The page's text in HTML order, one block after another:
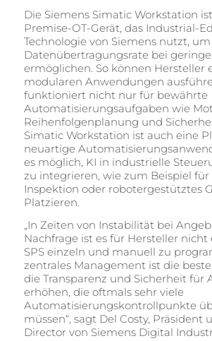
Die Siemens Simatic Workstation
Premise-OT-Gerät, das Industrial-
Technologie von Siemens nutzt,
Datenübertragungsrate bei
ermöglichen. So können Hersteller
modularen Anwendungen
funktioniert nicht nur für bewährte
Automatisierungsaufgaben wie
Reihenfolgenplanung und
Simatic Workstation ist auch eine
neuartige
es möglich, KI in industrielle
zu integrieren, wie zum Beispiel für
Inspektion oder robotergestütztes
Platzieren.
„In Zeiten von Instabilität bei
Nachfrage ist es für Hersteller nicht
SPS einzeln und manuell zu
zentrales Management ist die
die Transparenz und Sicherheit für
erhöhen, die oftmals sehr viele
Automatisierungskontrollpunkte
müssen“, sagt Del Costy, Präsident
Director von Siemens Digital